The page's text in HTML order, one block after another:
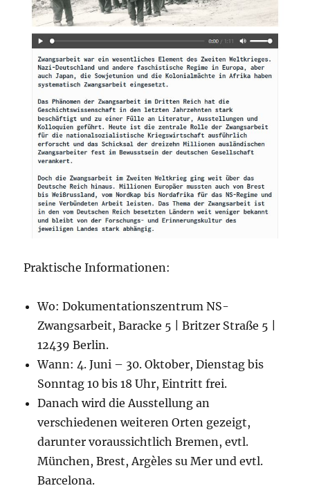
Praktische Informationen:
Wo: Dokumentationszentrum NS-
Zwangsarbeit, Baracke 5 | Britzer Straße 5 |
12439 Berlin.
Wann: 4. Juni – 30. Oktober, Dienstag bis
Sonntag 10 bis 18 Uhr, Eintritt frei.
Danach wird die Ausstellung an
verschiedenen weiteren Orten gezeigt,
darunter voraussichtlich Bremen, evtl.
München, Brest, Argèles su Mer und evtl.
Barcelona.